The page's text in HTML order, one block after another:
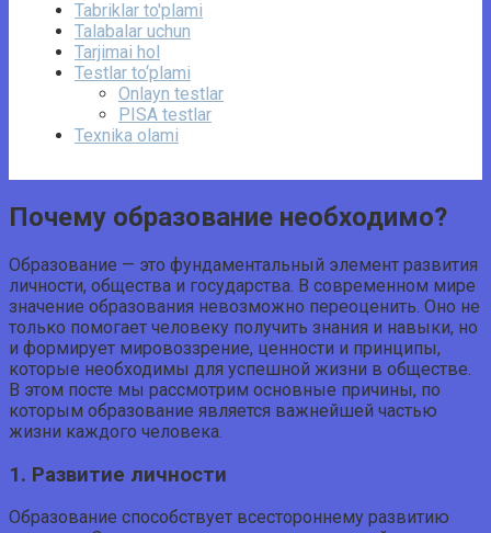
Tabriklar to'plami
Talabalar uchun
Tarjimai hol
Testlar to‘plami
Onlayn testlar
PISA testlar
Texnika olami
Почему образование необходимо?
Образование — это фундаментальный элемент развития
личности, общества и государства. В современном мире
значение образования невозможно переоценить. Оно не
только помогает человеку получить знания и навыки, но
и формирует мировоззрение, ценности и принципы,
которые необходимы для успешной жизни в обществе.
В этом посте мы рассмотрим основные причины, по
которым образование является важнейшей частью
жизни каждого человека.
1. Развитие личности
Образование способствует всестороннему развитию